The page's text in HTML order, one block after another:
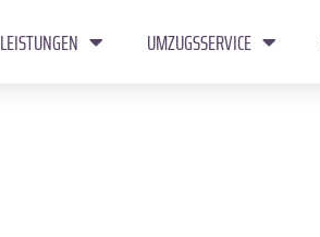
LEISTUNGEN UMZUGSSERVICE